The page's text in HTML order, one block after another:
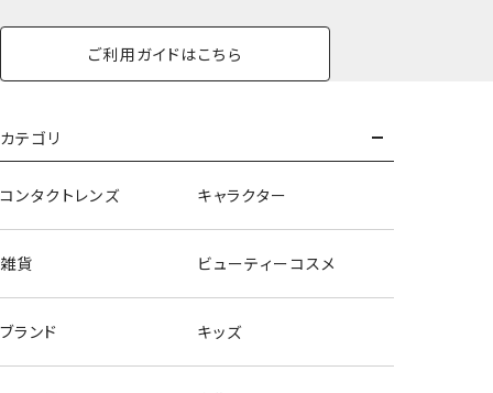
ご利用ガイドはこちら
カテゴリ
コンタクトレンズ キャラクター
雑貨 ビューティーコスメ
ブランド キッズ